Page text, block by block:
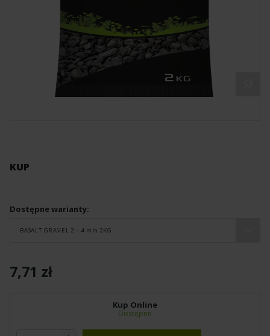
KUP
Dostępne warianty:
BASALT GRAVEL 2 – 4 mm 2KG
7,71 zł
Kup Online
Dostępne